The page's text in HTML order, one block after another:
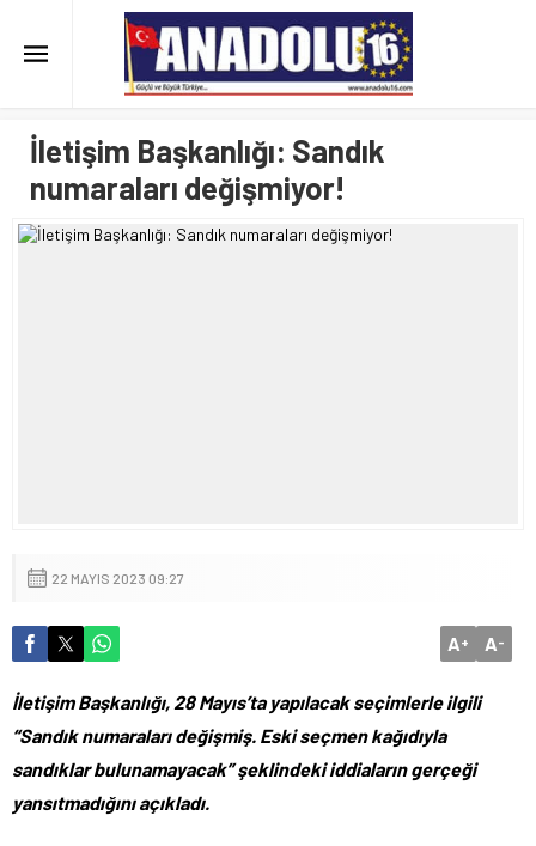
İletişim Başkanlığı: Sandık
numaraları değişmiyor!
22 MAYIS 2023 09:27
A+ A-
İletişim Başkanlığı, 28 Mayıs’ta yapılacak seçimlerle ilgili
“Sandık numaraları değişmiş. Eski seçmen kağıdıyla
sandıklar bulunamayacak” şeklindeki iddiaların gerçeği
yansıtmadığını açıkladı.